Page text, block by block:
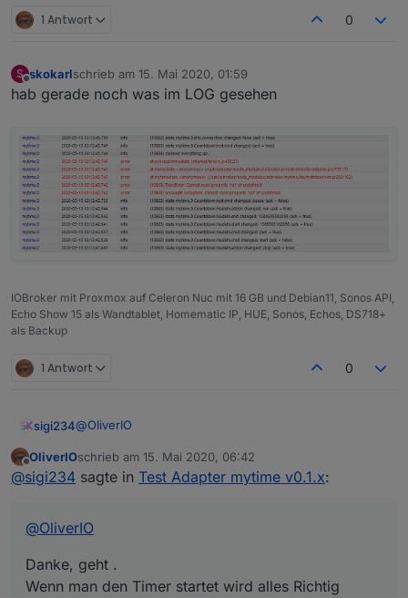
1 Antwort 0
S
Offline
skokarlschrieb am 15. Mai 2020, 01:59
zuletzt editiert von
hab gerade noch was im LOG gesehen
IOBroker mit Proxmox auf Celeron Nuc mit 16 GB und Debian11, Sonos API,
Echo Show 15 als Wandtablet, Homematic IP, HUE, Sonos, Echos, DS718+
als Backup
1 Antwort 0
sigi234@OliverIO
Danke, geht .
Wenn man den Timer startet wird alles Richtig
Offline
OliverIOschrieb am 15. Mai 2020, 06:42
zuletzt editiert von
@sigi234 sagte in Test Adapter mytime v0.1.x:
@OliverIO
Danke, geht .
Wenn man den Timer startet wird alles Richtig